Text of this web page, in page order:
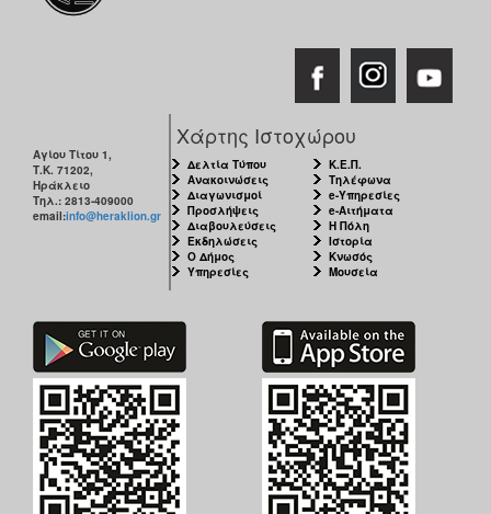
Αγίου Τίτου 1,
Τ.Κ. 71202,
Ηράκλειο
Τηλ.: 2813-409000
email:info@heraklion.gr
Χάρτης Ιστοχώρου
Δελτία Τύπου
Ανακοινώσεις
Διαγωνισμοί
Προσλήψεις
Διαβουλεύσεις
Εκδηλώσεις
Ο Δήμος
Υπηρεσίες
Κ.Ε.Π.
Τηλέφωνα
e-Υπηρεσίες
e-Αιτήματα
Η Πόλη
Ιστορία
Κνωσός
Μουσεία